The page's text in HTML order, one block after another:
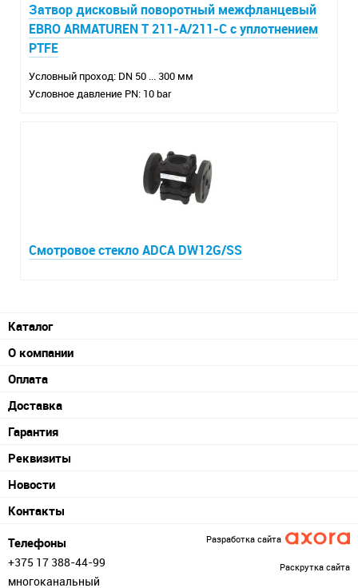
Затвор дисковый поворотный межфланцевый
EBRO ARMATUREN T 211-A/211-C с уплотнением
PTFE
Условный проход: DN 50 ... 300 мм
Условное давление PN: 10 bar
Смотровое стекло ADCA DW12G/SS
Каталог
О компании
Оплата
Доставка
Гарантия
Реквизиты
Новости
Контакты
Телефоны
+375 17 388-44-99
многоканальный
Разработка сайта
Раскрутка сайта